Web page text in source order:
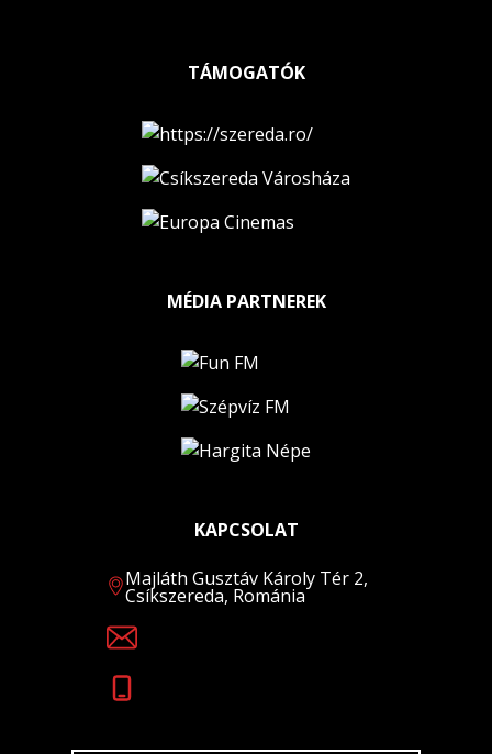
TÁMOGATÓK
MÉDIA PARTNEREK
KAPCSOLAT
Majláth Gusztáv Károly Tér 2,
Csíkszereda, Románia